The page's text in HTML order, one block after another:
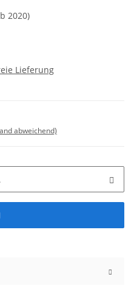
2020)
Lieferung
abweichend)